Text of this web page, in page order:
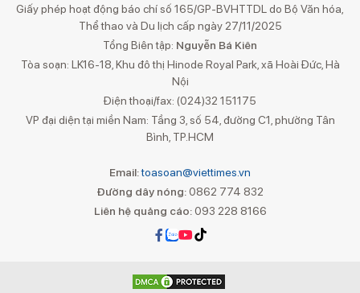
Giấy phép hoạt động báo chí số 165/GP-BVHTTDL do Bộ Văn hóa,
Thể thao và Du lịch cấp ngày 27/11/2025
Tổng Biên tập: Nguyễn Bá Kiên
Tòa soạn: LK16-18, Khu đô thị Hinode Royal Park, xã Hoài Đức, Hà
Nội
Điện thoại/fax: (024)32 151175
VP đại diện tại miền Nam: Tầng 3, số 54, đường C1, phường Tân
Bình, TP.HCM
Email:toasoan@viettimes.vn
Đường dây nóng: 0862 774 832
Liên hệ quảng cáo:093 228 8166